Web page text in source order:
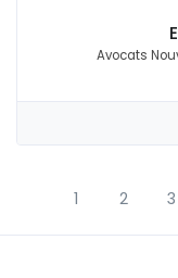
Avocats
1 2 3